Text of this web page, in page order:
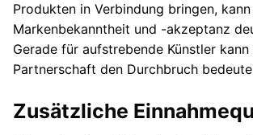
Produkten in Verbindung bringen,
Markenbekanntheit und -akzeptanz
Gerade für aufstrebende Künstler
Partnerschaft den Durchbruch
Zusätzliche